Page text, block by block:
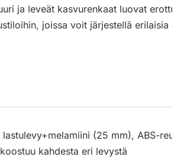
ja leveät kasvurenkaat luovat
joissa voit järjestellä
(25 mm), ABS-
kahdesta eri levystä